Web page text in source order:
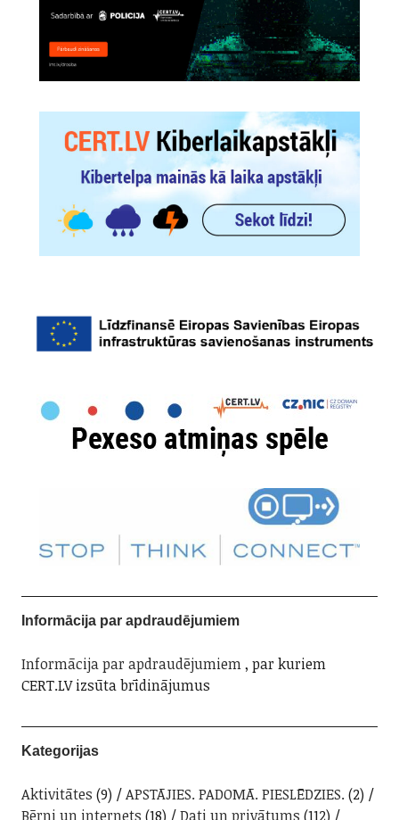
Informācija par apdraudējumiem
Informācija par apdraudējumiem, par kuriem
CERT.LV izsūta brīdinājumus
Kategorijas
Aktivitātes (9) APSTĀJIES. PADOMĀ. PIESLĒDZIES. (2)
Bērni un internets (18) Dati un privātums (112)